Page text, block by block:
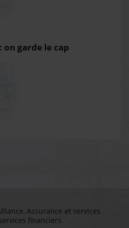
on garde le cap
Assurance et services
financiers.